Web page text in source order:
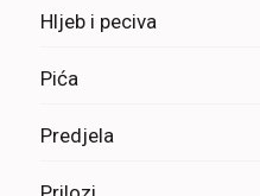
Hljeb i peciva
Pića
Predjela